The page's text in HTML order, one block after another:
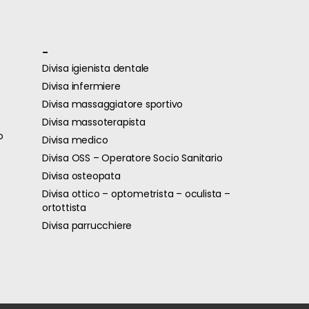
-
Divisa igienista dentale
Divisa infermiere
Divisa massaggiatore sportivo
Divisa massoterapista
Divisa medico
Divisa OSS – Operatore Socio Sanitario
Divisa osteopata
Divisa ottico – optometrista – oculista –
ortottista
Divisa parrucchiere